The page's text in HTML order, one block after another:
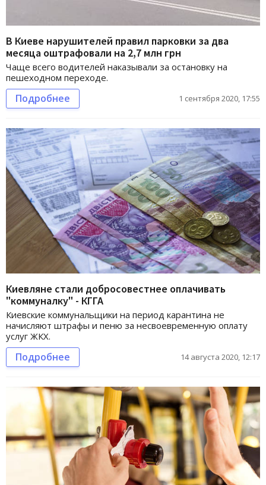
В Киеве нарушителей правил парковки за два
месяца оштрафовали на 2,7 млн грн
Чаще всего водителей наказывали за остановку на
пешеходном переходе.
Подробнее 1 сентября 2020, 17:55
Киевляне стали добросовестнее оплачивать
"коммуналку" - КГГА
Киевские коммунальщики на период карантина не
начисляют штрафы и пеню за несвоевременную оплату
услуг ЖКХ.
Подробнее 14 августа 2020, 12:17